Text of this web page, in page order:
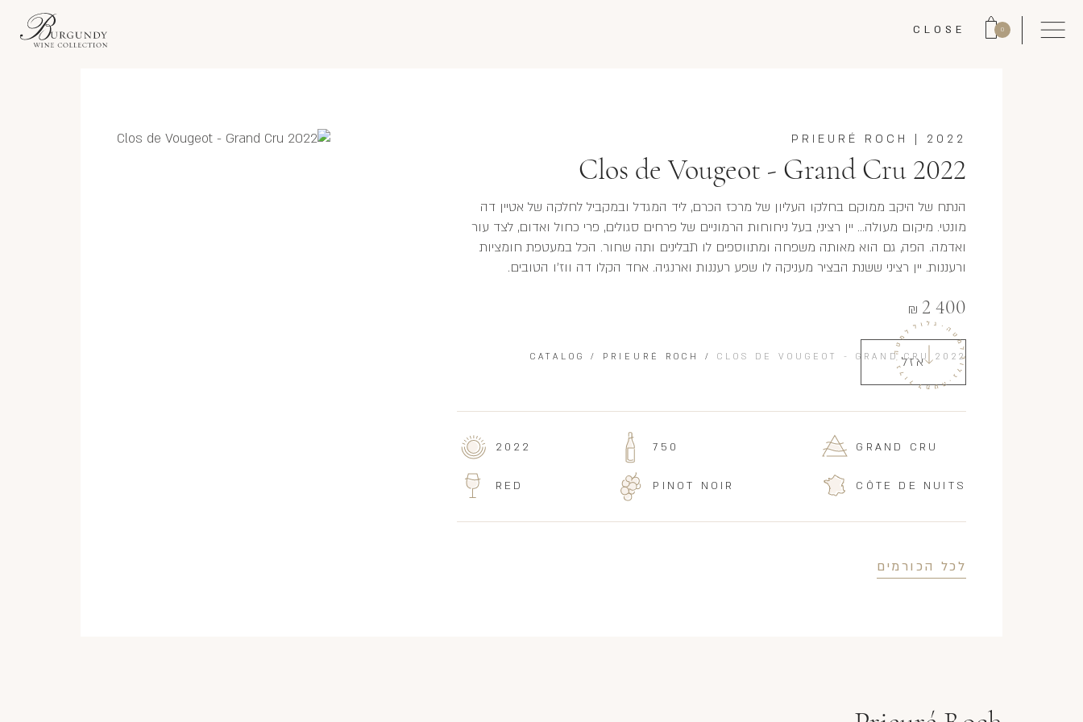
0
CLOSE
CATALOG / PRIEURÉ ROCH / CLOS DE VOUGEOT - GRAND CRU 2022
2022
|
PRIEURÉ ROCH
Clos de Vougeot - Grand Cru 2022
הנתח של היקב ממוקם בחלקו העליון של מרכז הכרם, ליד המגדל ובמקביל לחלקה של אטיין דה
מונטי. מיקום מעולה... יין רציני, בעל ניחוחות הרמוניים של פרחים סגולים, פרי כחול ואדום, לצד עור
ואדמה. הפה, גם הוא מאותה משפחה ומתווספים לו תבלינים ותה שחור. הכל במעטפת חומציות
ורעננות. יין רציני ששנת הבציר מעניקה לו שפע רעננות וארנגיה. אחד הקלו דה ווז'ו הטובים.
2 400
₪
אזל
2022
RED
750
PINOT NOIR
GRAND CRU
CÔTE DE NUITS
לכל הכורמים